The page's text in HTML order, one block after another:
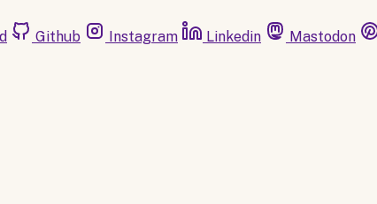
Github Instagram Linkedin Mastodon